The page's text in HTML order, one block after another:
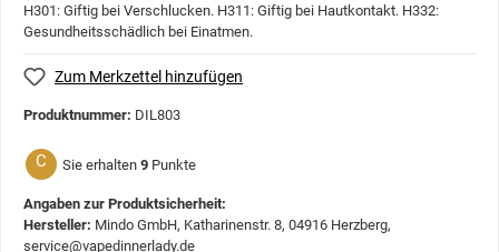
H301: Giftig bei Verschlucken. H311: Giftig bei Hautkontakt. H332:
Gesundheitsschädlich bei Einatmen.
Zum Merkzettel hinzufügen
Produktnummer: DIL803
C Sie erhalten 9 Punkte
Angaben zur Produktsicherheit:
Hersteller: Mindo GmbH, Katharinenstr. 8, 04916 Herzberg,
service@vapedinnerlady.de